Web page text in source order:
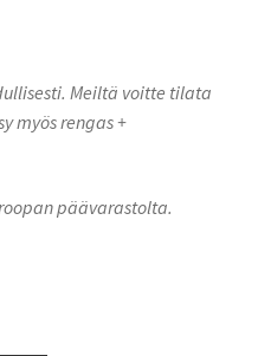
Meiltä voitte tilata
myös rengas +
päävarastolta.